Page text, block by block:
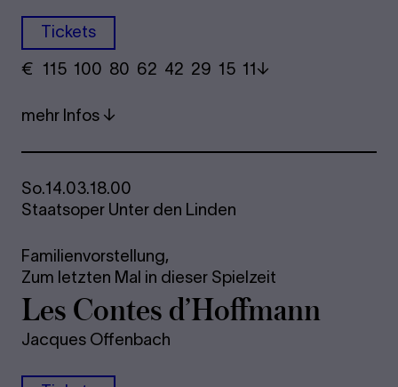
Tickets
€ ​ 115 100 80​ 62 42 29​ 15 11
mehr Infos
So.14.03.18.00
Staatsoper Unter den Linden
Familienvorstellung,
Zum letzten Mal in dieser Spielzeit
Les Con­tes d’Hoff­mann
Jacques Offenbach